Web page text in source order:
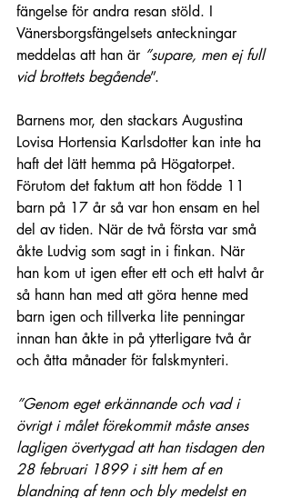
fängelse för andra resan stöld. I
Vänersborgsfängelsets anteckningar
meddelas att han är ”supare, men ej full
vid brottets begående”.
Barnens mor, den stackars Augustina
Lovisa Hortensia Karlsdotter kan inte ha
haft det lätt hemma på Högatorpet.
Förutom det faktum att hon födde 11
barn på 17 år så var hon ensam en hel
del av tiden. När de två första var små
åkte Ludvig som sagt in i finkan. När
han kom ut igen efter ett och ett halvt år
så hann han med att göra henne med
barn igen och tillverka lite penningar
innan han åkte in på ytterligare två år
och åtta månader för falskmynteri.
”Genom eget erkännande och vad i
övrigt i målet förekommit måste anses
lagligen övertygad att han tisdagen den
28 februari 1899 i sitt hem af en
blandning af tenn och bly medelst en